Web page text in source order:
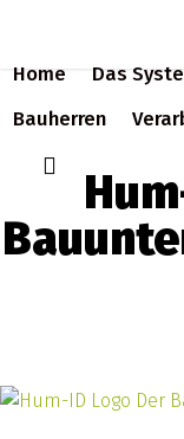
main
content
Home Das
Bauherren